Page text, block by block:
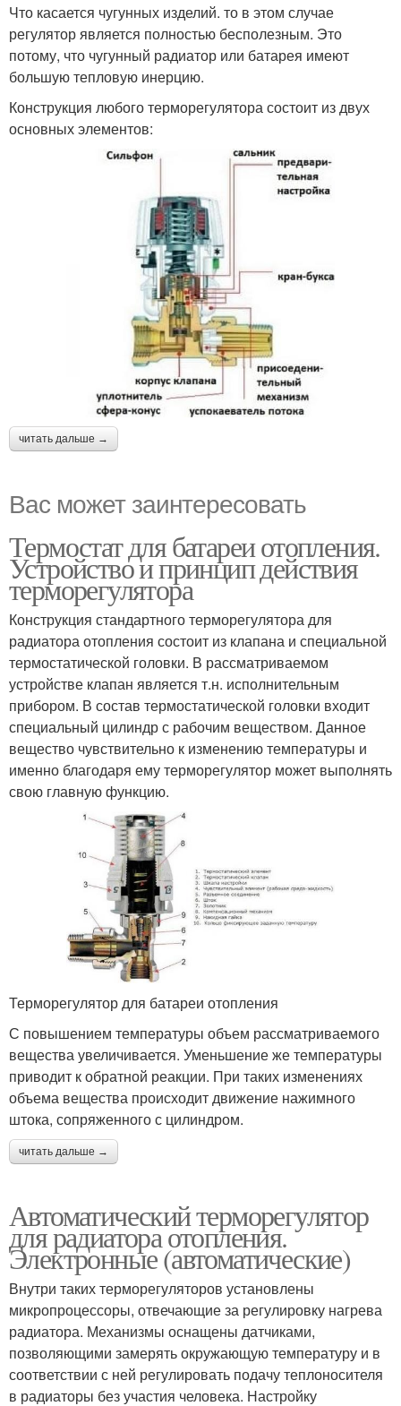
Что касается чугунных изделий. то в этом случае
регулятор является полностью бесполезным. Это
потому, что чугунный радиатор или батарея имеют
большую тепловую инерцию.
Конструкция любого терморегулятора состоит из двух
основных элементов:
читать дальше →
Вас может заинтересовать
Термостат для батареи отопления.
Устройство и принцип действия
терморегулятора
Конструкция стандартного терморегулятора для
радиатора отопления состоит из клапана и специальной
термостатической головки. В рассматриваемом
устройстве клапан является т.н. исполнительным
прибором. В состав термостатической головки входит
специальный цилиндр с рабочим веществом. Данное
вещество чувствительно к изменению температуры и
именно благодаря ему терморегулятор может выполнять
свою главную функцию.
Терморегулятор для батареи отопления
С повышением температуры объем рассматриваемого
вещества увеличивается. Уменьшение же температуры
приводит к обратной реакции. При таких изменениях
объема вещества происходит движение нажимного
штока, сопряженного с цилиндром.
читать дальше →
Автоматический терморегулятор
для радиатора отопления.
Электронные (автоматические)
Внутри таких терморегуляторов установлены
микропроцессоры, отвечающие за регулировку нагрева
радиатора. Механизмы оснащены датчиками,
позволяющими замерять окружающую температуру и в
соответствии с ней регулировать подачу теплоносителя
в радиаторы без участия человека. Настройку